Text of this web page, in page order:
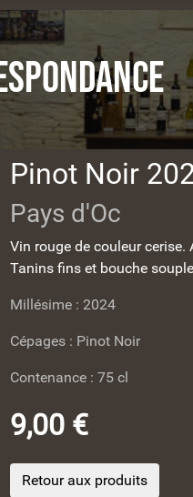
Pinot Noir
Pays d'Oc
Vin rouge de couleur
Tanins fins et bouche
Millésime : 2024
Cépages : Pinot Noir
Contenance : 75 cl
9,00 €
Retour aux produits